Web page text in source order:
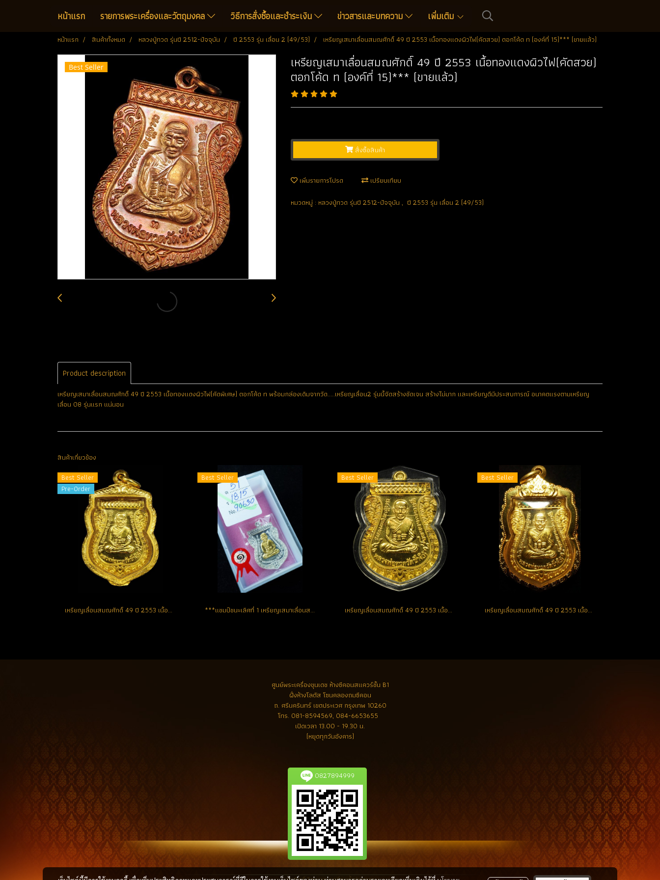
หน้าแรก รายการพระเครื่องและวัตถุมงคล วิธีการสั่งซื้อและชำระเงิน ข่าวสารและบทความ เพิ่มเติม
หน้าแรก สินค้าทั้งหมด หลวงปู่ทวด รุ่นปี 2512-ปัจจุบัน ปี 2553 รุ่น เลื่อน 2 (49/53) เหรียญเสมาเลื่อนสมณศักดิ์ 49 ปี 2553 เนื้อทองแดงผิวไฟ(คัดสวย) ตอกโค้ด ท (องค์ที่ 15)*** (ขายแล้ว)
Best Seller เหรียญเสมาเลื่อนสมณศักดิ์ 49 ปี 2553 เนื้อทองแดงผิวไฟ(คัดสวย)
ตอกโค้ด ท (องค์ที่ 15)*** (ขายแล้ว)
สั่งซื้อสินค้า
เพิ่มรายการโปรด เปรียบเทียบ
หมวดหมู่ : หลวงปู่ทวด รุ่นปี 2512-ปัจจุบัน , ปี 2553 รุ่น เลื่อน 2 (49/53)
Product description
เหรียญเสมาเลื่อนสมณศักดิ์ 49 ปี 2553 เนื้อทองแดงผิวไฟ(คัดพิเศษ) ตอกโค้ด ท พร้อมกล่องเดิมจากวัด.....เหรียญเลื่อน2 รุ่นนี้จัดสร้างชัดเจน สร้างไม่มาก และเหรียญดีมีประสบการณ์ อนาคตแรงตามเหรียญ
เลื่อน 08 รุ่นแรก แน่นอน
สินค้าเกี่ยวข้อง
Best Seller
Pre-Order
เหรียญเลื่อนสมณศักดิ์ 49 ปี 2553 เนื้อทองคำ No.155 สวยแชมป์ (ขายแล้ว)
Best Seller
***แชมป์ชนะเลิศที่ 1 เหรียญเสมาเลื่อนสมณศักดิ์ 49 ปี 2553...1 ใน 199 เหรียญ เนื้อเงินหน้ากากทองคำ หมายเลข 25 (ขายแล้ว)
Best Seller
เหรียญเลื่อนสมณศักดิ์ 49 ปี 2553 เนื้อทองคำ No.42 สวยแชมป์ (ขายแล้ว)
Best Seller
เหรียญเลื่อนสมณศักดิ์ 49 ปี 2553 เนื้อทองคำ No.25 สวยแชมป์
ศูนย์พระเครื่องขุนเดช ห้างซีคอนสแควร์ชั้น B1
ฝั่งห้างโลตัส โซนคลองถมซีคอน
ถ. ศรีนครินทร์ เขตประเวศ กรุงเทพ 10260
โทร. 081-8594569, 084-6653655
เปิดเวลา 13.00 - 19.30 น.
(หยุดทุกวันอังคาร)
0827894999